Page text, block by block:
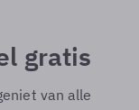
gratis
van alle